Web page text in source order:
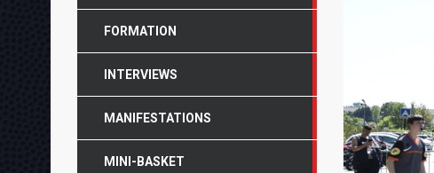
FORMATION
INTERVIEWS
MANIFESTATIONS
MINI-BASKET